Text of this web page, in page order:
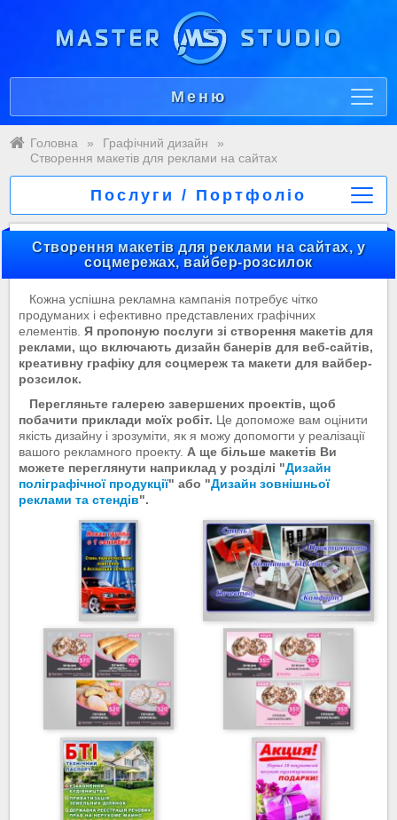
Меню
Головна » Графічний дизайн
»
Створення макетів для реклами на сайтах
Послуги / Портфоліо
Створення макетів для реклами на сайтах, у
соцмережах, вайбер-розсилок
Кожна успішна рекламна кампанія потребує чітко
продуманих і ефективно представлених графічних
елементів. Я пропоную послуги зі створення макетів для
реклами, що включають дизайн банерів для веб-сайтів,
креативну графіку для соцмереж та макети для вайбер-
розсилок.
Перегляньте галерею завершених проектів, щоб
побачити приклади моїх робіт. Це допоможе вам оцінити
якість дизайну і зрозуміти, як я можу допомогти у реалізації
вашого рекламного проекту. А ще більше макетів Ви
можете переглянути наприклад у розділі "Дизайн
поліграфічної продукції" або "Дизайн зовнішньої
реклами та стендів".